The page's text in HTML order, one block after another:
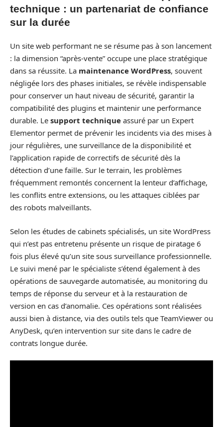
technique : un partenariat de confiance
sur la durée
Un site web performant ne se résume pas à son lancement
: la dimension “après-vente” occupe une place stratégique
dans sa réussite. La maintenance WordPress, souvent
négligée lors des phases initiales, se révèle indispensable
pour conserver un haut niveau de sécurité, garantir la
compatibilité des plugins et maintenir une performance
durable. Le support technique assuré par un Expert
Elementor permet de prévenir les incidents via des mises à
jour régulières, une surveillance de la disponibilité et
l’application rapide de correctifs de sécurité dès la
détection d’une faille. Sur le terrain, les problèmes
fréquemment remontés concernent la lenteur d’affichage,
les conflits entre extensions, ou les attaques ciblées par
des robots malveillants.
Selon les études de cabinets spécialisés, un site WordPress
qui n’est pas entretenu présente un risque de piratage 6
fois plus élevé qu’un site sous surveillance professionnelle.
Le suivi mené par le spécialiste s’étend également à des
opérations de sauvegarde automatisée, au monitoring du
temps de réponse du serveur et à la restauration de
version en cas d’anomalie. Ces opérations sont réalisées
aussi bien à distance, via des outils tels que TeamViewer ou
AnyDesk, qu’en intervention sur site dans le cadre de
contrats longue durée.